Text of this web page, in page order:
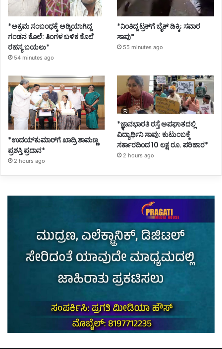
*ಅಕ್ರಮ ಸಂಬಂಧಕ್ಕೆ ಅಡ್ಡಿಯಾಗಿದ್ದ
ಗಂಡನ ಕೊಲೆ: ತಿಂಗಳ ಬಳಿಕ ಕೊಲೆ
ರಹಸ್ಯ ಬಯಲು*
54 minutes ago
*ನಿಂತಿದ್ದ ಟ್ರಕ್‌ಗೆ ಬೈಕ್ ಡಿಕ್ಕಿ; ಸವಾರ
ಸಾವು*
55 minutes ago
*ಉದಯ್‌ಕುಮಾರ್‌ಗೆ ಖಾದ್ರಿ ಶಾಮಣ್ಣ
ಪ್ರಶಸ್ತಿ ಪ್ರದಾನ*
2 hours ago
*ಜ್ಞಾನಭಾರತಿ ರಸ್ತೆ ಅಪಘಾತದಲ್ಲಿ
ವಿದ್ಯಾರ್ಥಿನಿ ಸಾವು: ಕುಟುಂಬಕ್ಕೆ
ಸರ್ಕಾರದಿಂದ 10 ಲಕ್ಷ ರೂ. ಪರಿಹಾರ*
2 hours ago